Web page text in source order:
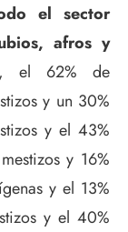
el sector
afros y
el 62% de
y un 30%
y el 43%
y 16%
y el 13%
y el 40%